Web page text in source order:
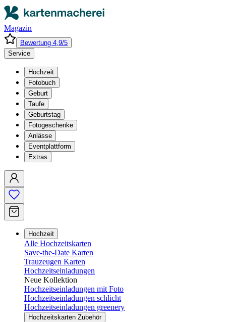
Magazin
Bewertung 4,9/5
Service
Hochzeit
Fotobuch
Geburt
Taufe
Geburtstag
Fotogeschenke
Anlässe
Eventplattform
Extras
Hochzeit
Alle Hochzeitskarten
Save-the-Date Karten
Trauzeugen Karten
Hochzeitseinladungen
Neue Kollektion
Hochzeitseinladungen mit Foto
Hochzeitseinladungen schlicht
Hochzeitseinladungen greenery
Hochzeitskarten Zubehör